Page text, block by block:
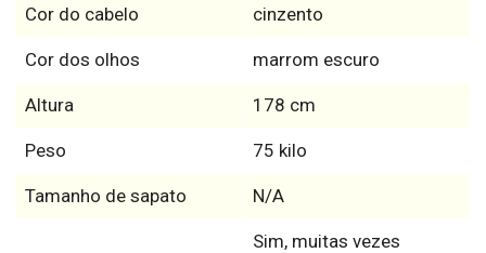
Cor do cabelo cinzento
Cor dos olhos marrom escuro
Altura 178 cm
Peso 75 kilo
Tamanho de sapato N/A
Sim, muitas vezes